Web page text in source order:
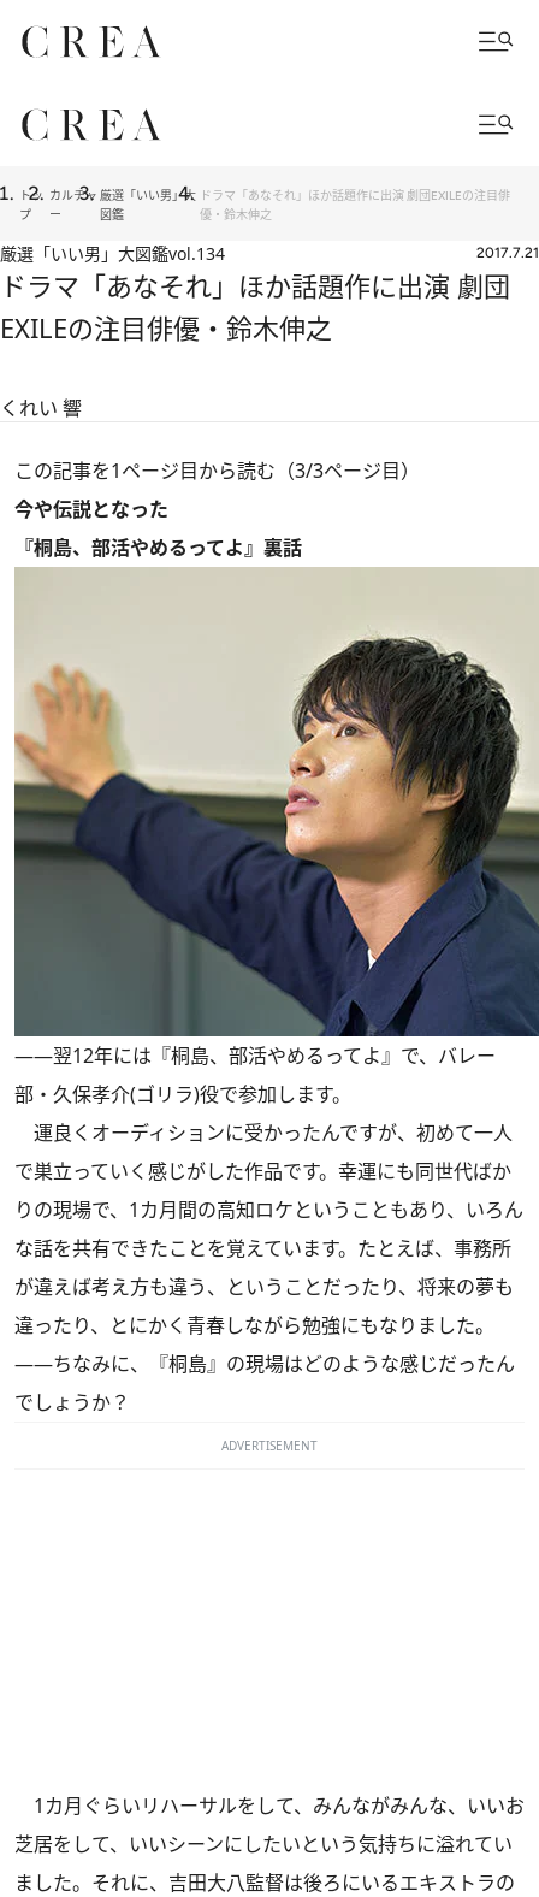
トッ
プ
カルチャ
ー
厳選「いい男」大
図鑑
ドラマ「あなそれ」ほか話題作に出演 劇団EXILEの注目俳
優・鈴木伸之
厳選「いい男」大図鑑vol.134 2017.7.21
ドラマ「あなそれ」ほか話題作に出演 劇団
EXILEの注目俳優・鈴木伸之
くれい 響
この記事を1ページ目から読む（3/3ページ目）
今や伝説となった
『桐島、部活やめるってよ』裏話
――翌12年には『桐島、部活やめるってよ』で、バレー
部・久保孝介(ゴリラ)役で参加します。
運良くオーディションに受かったんですが、初めて一人
で巣立っていく感じがした作品です。幸運にも同世代ばか
りの現場で、1カ月間の高知ロケということもあり、いろん
な話を共有できたことを覚えています。たとえば、事務所
が違えば考え方も違う、ということだったり、将来の夢も
違ったり、とにかく青春しながら勉強にもなりました。
――ちなみに、『桐島』の現場はどのような感じだったん
でしょうか？
ADVERTISEMENT
1カ月ぐらいリハーサルをして、みんながみんな、いいお
芝居をして、いいシーンにしたいという気持ちに溢れてい
ました。それに、吉田大八監督は後ろにいるエキストラの